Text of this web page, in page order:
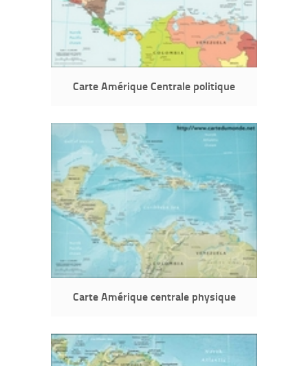
Carte Amérique Centrale politique
Carte Amérique centrale physique